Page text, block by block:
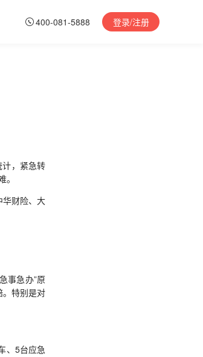
400-081-5888 登录/注册
，紧急转
财险、大
事急办”原
。特别是对
、5台应急